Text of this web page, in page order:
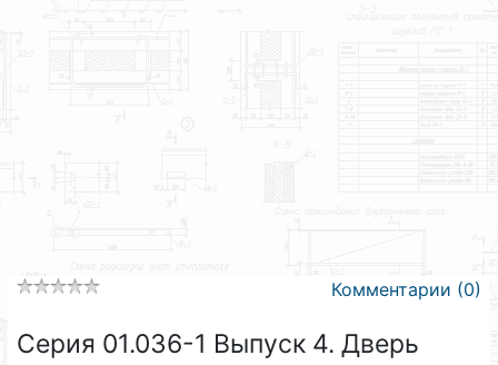
Комментарии (0)
Серия 01.036-1 Выпуск 4. Дверь